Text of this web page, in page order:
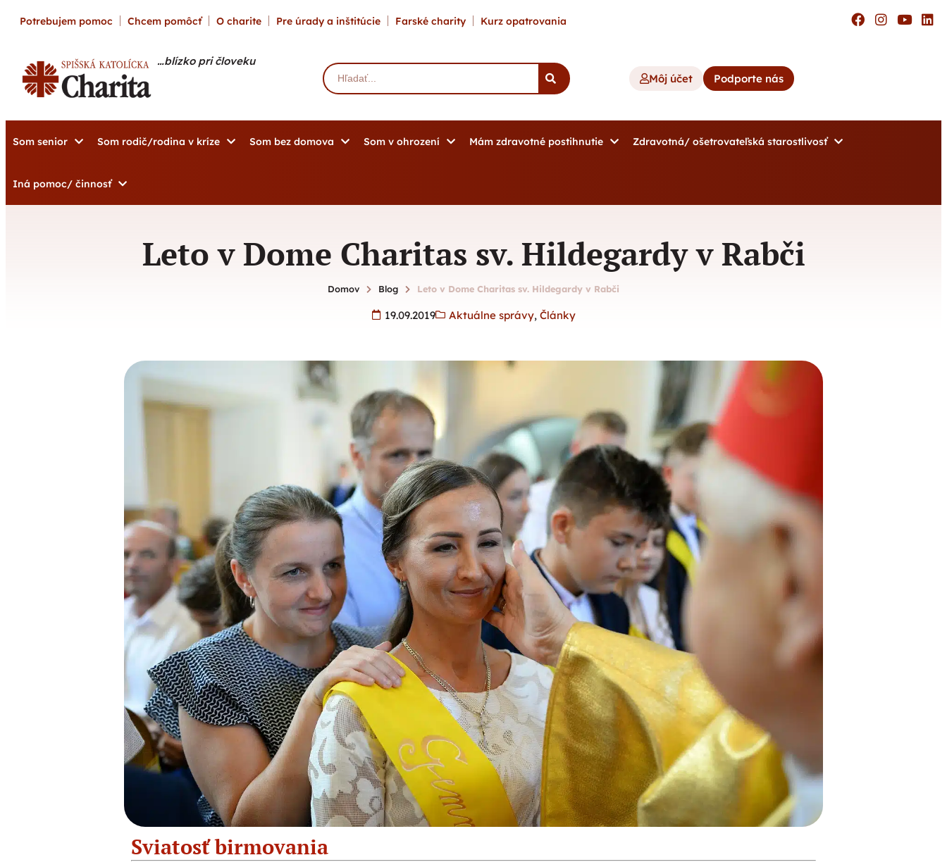
Potrebujem pomoc Chcem pomôcť O charite Pre úrady a inštitúcie Farské charity Kurz opatrovania
…blízko pri človeku
Môj účet
Podporte nás
Som senior Som rodič/rodina v kríze Som bez domova Som v ohrození Mám zdravotné postihnutie Zdravotná/ ošetrovateľská starostlivosť
Iná pomoc/ činnosť
Leto v Dome Charitas sv. Hildegardy v Rabči
Domov Blog Leto v Dome Charitas sv. Hildegardy v Rabči
19.09.2019 Aktuálne správy, Články
Sviatosť birmovania